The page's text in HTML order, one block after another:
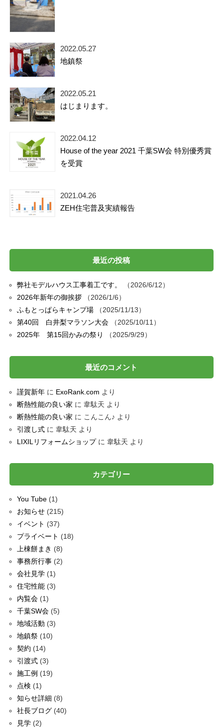
2022.05.27
地鎮祭
2022.05.21
はじまります。
2022.04.12
House of the year 2021 千葉SW会 特別優秀賞
を受賞
2021.04.26
ZEH住宅普及実績報告
最近の投稿
弊社モデルハウス工事着工です。
2026/6/12
2026年新年の御挨拶
2026/1/6
ふもとっぱらキャンプ場
2025/11/13
第40回 白井梨マラソン大会
2025/10/11
2025年 第15回かみの祭り
2025/9/29
最近のコメント
謹賀新年に ExoRank.com より
断熱性能の良い家 に 韋駄天 より
断熱性能の良い家 に こんこん♪ より
引渡し式に 韋駄天 より
LIXILリフォームショップに 韋駄天 より
カテゴリー
You Tube(1)
お知らせ(215)
イベント (37)
プライベート (18)
上棟餅まき (8)
事務所行事(2)
会社見学(1)
住宅性能(3)
内覧会(1)
千葉SW会(5)
地域活動 (3)
地鎮祭(10)
契約 (14)
引渡式(3)
施工例 (19)
点検 (1)
知らせ詳細 (8)
社長ブログ(40)
見学(2)